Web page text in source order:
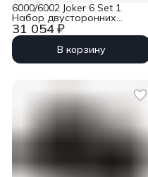
31 054 ₽
6000/6002 Joker 6 Set 1
Набор двусторонних
рожковых и
комбинированных ключей с
трещоткой, 6 пр., 10-19 мм
Wera WE-020022
В корзину